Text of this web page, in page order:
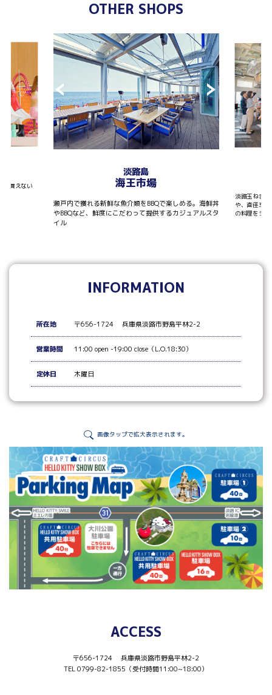
OTHER SHOPS
か買えない
淡路島
海王市場
瀬戸内で獲れる新鮮な魚介類をBBQで楽しめる。海鮮丼
やBBQなど、鮮度にこだわって提供するカジュアルスタ
イル
淡路玉ねぎ
や、直径30
の料理をシ
INFORMATION
所在地 〒656-1724 兵庫県淡路市野島平林2-2
営業時間 11:00 open -19:00 close（L.O.18:30）
定休日 木曜日
画像タップで拡大表示されます。
ACCESS
〒656-1724 兵庫県淡路市野島平林2-2
TEL 0799-82-1855（受付時間11:00~18:00）